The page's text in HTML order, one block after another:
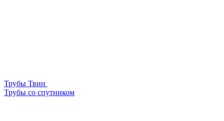
Трубы Твин
Трубы со спутником